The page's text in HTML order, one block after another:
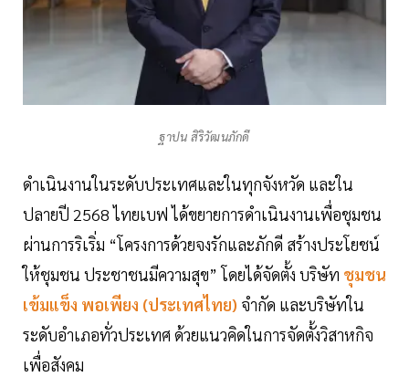
ฐาปน สิริวัฒนภักดี
ดำเนินงานในระดับประเทศและในทุกจังหวัด และใน
ปลายปี 2568 ไทยเบฟ ได้ขยายการดำเนินงานเพื่อชุมชน
ผ่านการริเริ่ม “โครงการด้วยจงรักและภักดี สร้างประโยชน์
ให้ชุมชน ประชาชนมีความสุข” โดยได้จัดตั้ง บริษัท ชุมชน
เข้มแข็ง พอเพียง (ประเทศไทย) จำกัด และบริษัทใน
ระดับอำเภอทั่วประเทศ ด้วยแนวคิดในการจัดตั้งวิสาหกิจ
เพื่อสังคม